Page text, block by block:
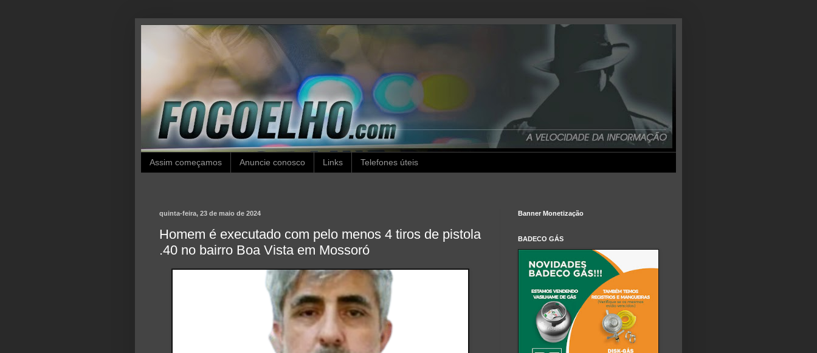
Assim começamos Anuncie conosco Links Telefones úteis
quinta-feira, 23 de maio de 2024
Homem é executado com pelo menos 4 tiros de pistola
.40 no bairro Boa Vista em Mossoró
Banner Monetização
BADECO GÁS